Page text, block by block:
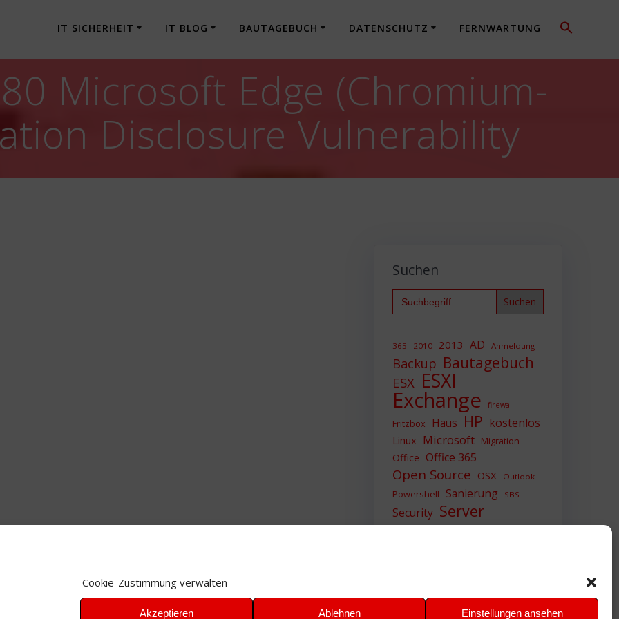
Cookie-Zustimmung verwalten
Akzeptieren Ablehnen Einstellungen ansehen
IT SICHERHEIT IT BLOG BAUTAGEBUCH DATENSCHUTZ FERNWARTUNG
Microsoft Edge (Chromium-
Disclosure Vulnerability
Suchen
Search
for:
365 2010 2013 AD Anmeldung
Backup Bautagebuch
ESX ESXI
Exchange firewall
Fritzbox Haus HP kostenlos
Linux Microsoft Migration
Office Office 365
Open Source OSX Outlook
Powershell Sanierung SBS
Security Server
Sicherheit SIEM
VMWare VPN WAZUH